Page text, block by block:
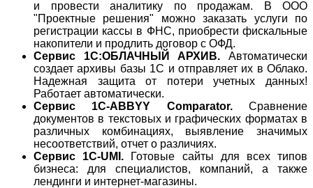
и провести аналитику по продажам. В ООО
"Проектные решения" можно заказать услуги по
регистрации кассы в ФНС, приобрести фискальные
накопители и продлить договор с ОФД.
Сервис 1С:ОБЛАЧНЫЙ АРХИВ. Автоматически
создает архивы базы 1С и отправляет их в Облако.
Надежная защита от потери учетных данных!
Работает автоматически.
Сервис 1C-ABBYY Comparator. Сравнение
документов в текстовых и графических форматах в
различных комбинациях, выявление значимых
несоответствий, отчет о различиях.
Сервис 1C-UMI. Готовые сайты для всех типов
бизнеса: для специалистов, компаний, а также
лендинги и интернет-магазины.